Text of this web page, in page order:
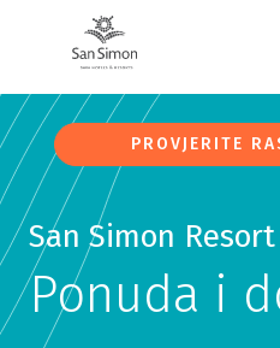
PROVJERITE
San Simon
Ponuda i